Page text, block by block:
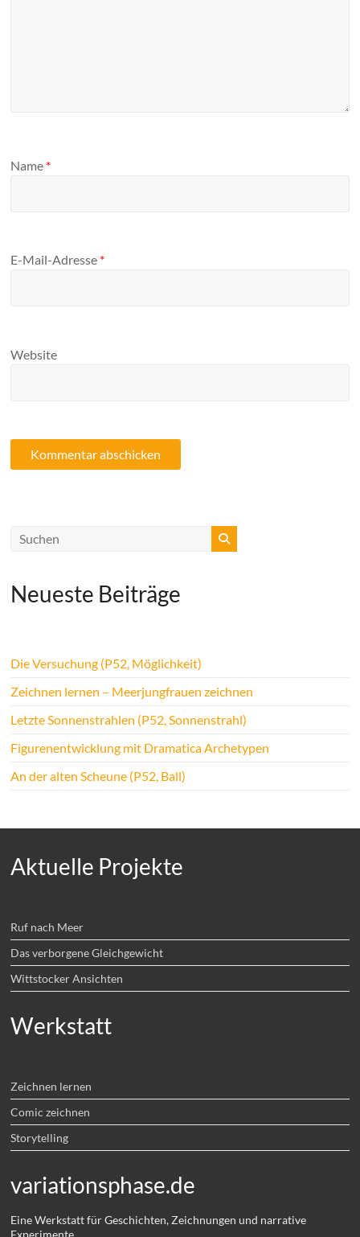
Name *
E-Mail-Adresse *
Website
Neueste Beiträge
Die Versuchung (P52, Möglichkeit)
Zeichnen lernen – Meerjungfrauen zeichnen
Letzte Sonnenstrahlen (P52, Sonnenstrahl)
Figurenentwicklung mit Dramatica Archetypen
An der alten Scheune (P52, Ball)
Aktuelle Projekte
Ruf nach Meer
Das verborgene Gleichgewicht
Wittstocker Ansichten
Werkstatt
Zeichnen lernen
Comic zeichnen
Storytelling
variationsphase.de
Eine Werkstatt für Geschichten, Zeichnungen und narrative
Experimente.